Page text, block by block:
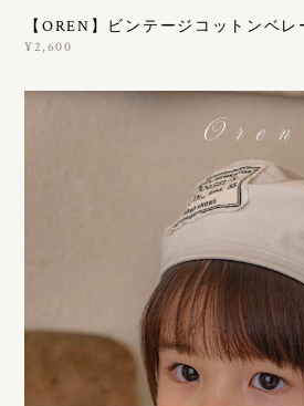
【OREN】ビンテージコットンベ
¥2,600